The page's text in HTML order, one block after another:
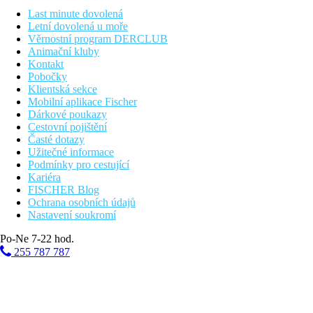
Pláž
Hotel přímo u pláže
Plážová dovolená
Fotogalerie
Last minute dovolená
Letní dovolená u moře
Věrnostní program DERCLUB
Animační kluby
Kontakt
Pobočky
Klientská sekce
Mobilní aplikace Fischer
Dárkové poukazy
Cestovní pojištění
Časté dotazy
Užitečné informace
Podmínky pro cestující
Kariéra
FISCHER Blog
Ochrana osobních údajů
Nastavení soukromí
Po-Ne 7-22 hod.
255 787 787